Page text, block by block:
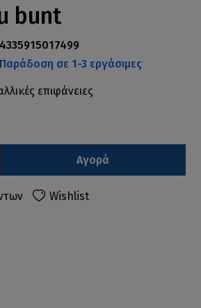
bunt
4335915017499
Παράδοση σε 1-3 εργάσιμες
επιφάνειες
Αγορά
Wishlist